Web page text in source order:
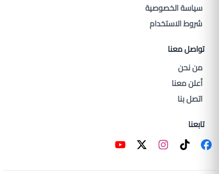
سياسة الخصوصية
شروط الاستخدام
تواصل معنا
من نحن
أعلن معنا
اتصل بنا
تابعنا